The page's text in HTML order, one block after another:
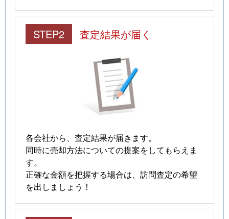
STEP2 査定結果が届く
各会社から、査定結果が届きます。
同時に売却方法についての提案をしてもらえま
す。
正確な金額を把握する場合は、訪問査定の希望
を出しましょう！